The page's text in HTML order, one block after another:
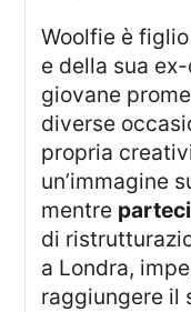
Woolfie è
e della sua
giovane
diverse
propria
un’immagine
mentre
di
a Londra,
raggiungere il